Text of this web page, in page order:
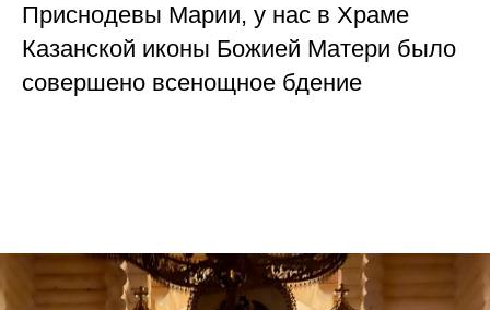
Приснодевы Марии, у нас в Храме
Казанской иконы Божией Матери было
совершено всенощное бдение